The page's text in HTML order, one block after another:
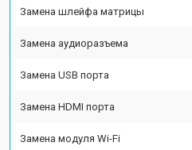
Замена шлейфа матрицы
Замена аудиоразъема
Замена USB порта
Замена HDMI порта
Замена модуля Wi-Fi